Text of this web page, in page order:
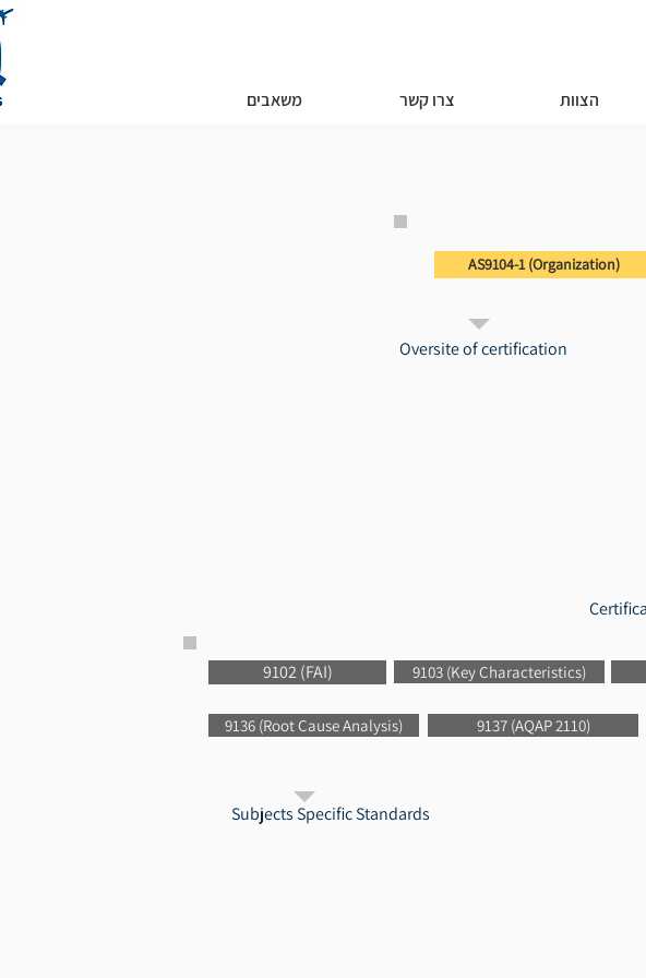
הצוות צרו קשר משאבים
AS9104-1 (Organization)
Oversite of certification
9102 (FAI) 9103 (Key Characteristics)
9136 (Root Cause Analysis) 9137 (AQAP 2110)
Subjects Specific Standards